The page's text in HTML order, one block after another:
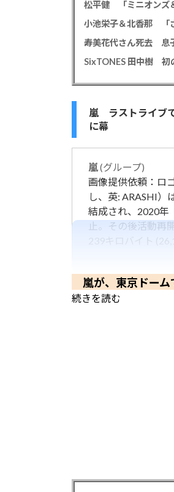
小池栄子＆北香那 「
嵐 ラストライブ
に幕
嵐(グループ)
画像提供依頼：ロ
し、英: ARASHI）
結成され、2020年
止。その後活動再
239キロバイト
嵐が、東京ドーム
続きを読む